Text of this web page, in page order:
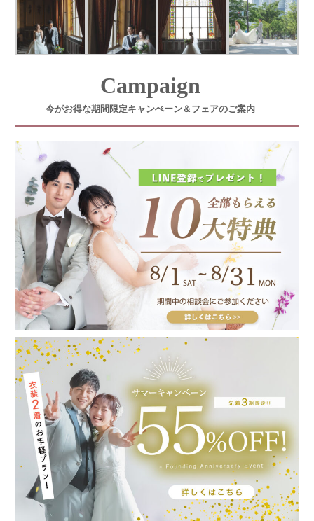
Campaign
今がお得な期間限定キャンぺーン＆フェアのご案内